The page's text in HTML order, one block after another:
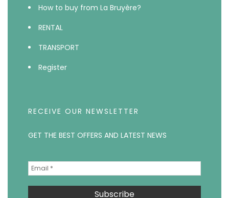
How to buy from La Bruyère?
RENTAL
TRANSPORT
Register
RECEIVE OUR NEWSLETTER
GET THE BEST OFFERS AND LATEST NEWS